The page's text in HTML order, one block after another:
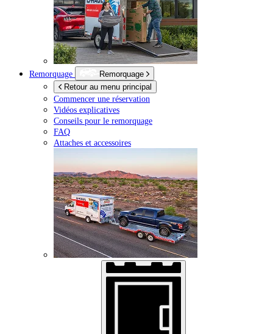
Remorquage
Remorquage
Retour au menu principal
Commencer une réservation
Vidéos explicatives
Conseils pour le remorquage
FAQ
Attaches et accessoires